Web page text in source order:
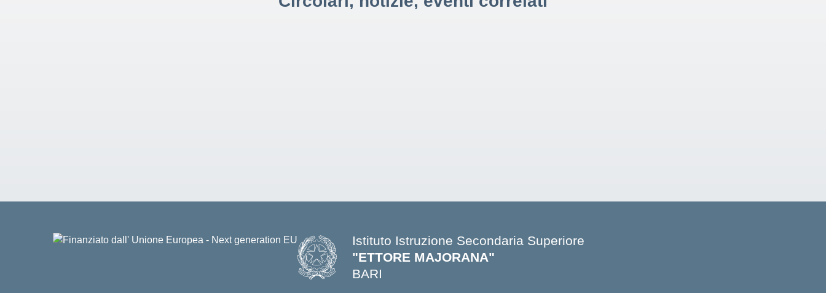
Istituto Istruzione Secondaria Superiore
"ETTORE MAJORANA"
BARI